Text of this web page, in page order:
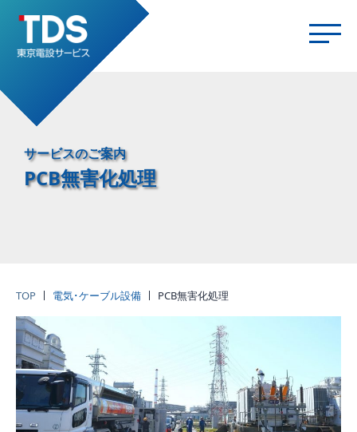
サービスのご案内
PCB無害化処理
TOP 電気･ケーブル設備 PCB無害化処理